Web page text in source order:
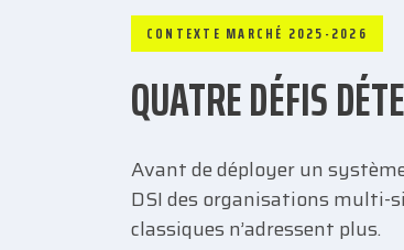
CONTEXTE MARCHÉ 2025-2026
QUATRE DÉFIS
Avant de déployer un
DSI des organisations multi-
classiques n’adressent plus.